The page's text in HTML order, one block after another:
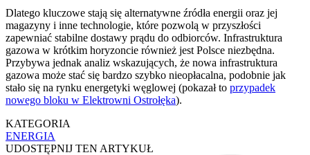
Dlatego kluczowe stają się alternatywne źródła energii oraz jej
magazyny i inne technologie, które pozwolą w przyszłości
zapewniać stabilne dostawy prądu do odbiorców. Infrastruktura
gazowa w krótkim horyzoncie również jest Polsce niezbędna.
Przybywa jednak analiz wskazujących, że nowa infrastruktura
gazowa może stać się bardzo szybko nieopłacalna, podobnie jak
stało się na rynku energetyki węglowej (pokazał to przypadek
nowego bloku w Elektrowni Ostrołęka).
KATEGORIA
ENERGIA
UDOSTĘPNIJ TEN ARTYKUŁ